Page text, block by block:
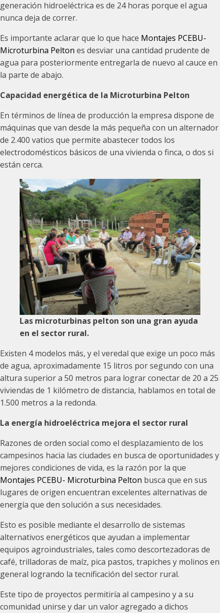
generación hidroeléctrica es de 24 horas porque el agua
nunca deja de correr.
Es importante aclarar que lo que hace Montajes PCEBU-
Microturbina Pelton es desviar una cantidad prudente de
agua para posteriormente entregarla de nuevo al cauce en
la parte de abajo.
Capacidad energética de la Microturbina Pelton
En términos de línea de producción la empresa dispone de
máquinas que van desde la más pequeña con un alternador
de 2.400 vatios que permite abastecer todos los
electrodomésticos básicos de una vivienda o finca, o dos si
están cerca.
Las microturbinas pelton son una gran ayuda
en el sector rural.
Existen 4 modelos más, y el veredal que exige un poco más
de agua, aproximadamente 15 litros por segundo con una
altura superior a 50 metros para lograr conectar de 20 a 25
viviendas de 1 kilómetro de distancia, hablamos en total de
1.500 metros a la redonda.
La energía hidroeléctrica mejora el sector rural
Razones de orden social como el desplazamiento de los
campesinos hacia las ciudades en busca de oportunidades y
mejores condiciones de vida, es la razón por la que
Montajes PCEBU- Microturbina Pelton busca que en sus
lugares de origen encuentran excelentes alternativas de
energía que den solución a sus necesidades.
Esto es posible mediante el desarrollo de sistemas
alternativos energéticos que ayudan a implementar
equipos agroindustriales, tales como descortezadoras de
café, trilladoras de maíz, pica pastos, trapiches y molinos en
general logrando la tecnificación del sector rural.
Este tipo de proyectos permitiría al campesino y a su
comunidad unirse y dar un valor agregado a dichos